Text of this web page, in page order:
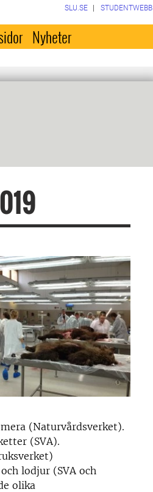
SLU.SE STUDENTWEBB
Nyheter
(Naturvårdsverket).
(SVA).
lodjur (SVA och
olika